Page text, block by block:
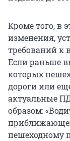
Кроме того, в
изменения,
требований к
Если раньше
которых
дороги или
актуальные
образом:
пешеходному